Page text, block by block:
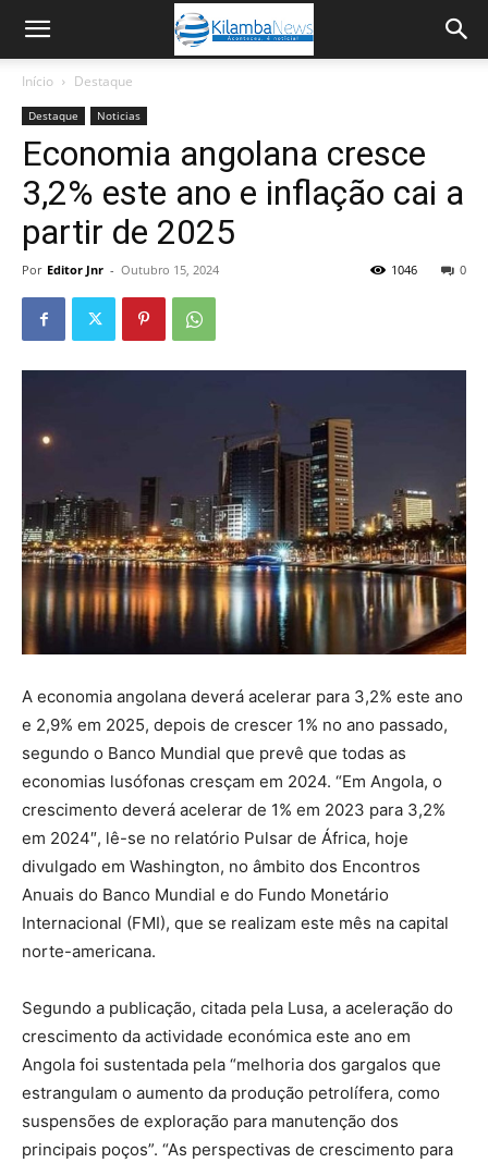
Início Destaque
Destaque Noticias
Economia angolana cresce
3,2% este ano e inflação cai a
partir de 2025
Por Editor Jnr - Outubro 15, 2024 0
1046
A economia angolana deverá acelerar para 3,2% este ano
e 2,9% em 2025, depois de crescer 1% no ano passado,
segundo o Banco Mundial que prevê que todas as
economias lusófonas cresçam em 2024. “Em Angola, o
crescimento deverá acelerar de 1% em 2023 para 3,2%
em 2024″, lê-se no relatório Pulsar de África, hoje
divulgado em Washington, no âmbito dos Encontros
Anuais do Banco Mundial e do Fundo Monetário
Internacional (FMI), que se realizam este mês na capital
norte-americana.
Segundo a publicação, citada pela Lusa, a aceleração do
crescimento da actividade económica este ano em
Angola foi sustentada pela “melhoria dos gargalos que
estrangulam o aumento da produção petrolífera, como
suspensões de exploração para manutenção dos
principais poços”. “As perspectivas de crescimento para